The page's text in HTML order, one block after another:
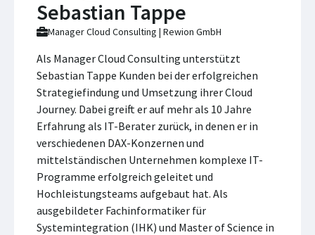
Sebastian Tappe
Manager Cloud Consulting | Rewion GmbH
Als Manager Cloud Consulting unterstützt
Sebastian Tappe Kunden bei der erfolgreichen
Strategiefindung und Umsetzung ihrer Cloud
Journey. Dabei greift er auf mehr als 10 Jahre
Erfahrung als IT-Berater zurück, in denen er in
verschiedenen DAX-Konzernen und
mittelständischen Unternehmen komplexe IT-
Programme erfolgreich geleitet und
Hochleistungsteams aufgebaut hat. Als
ausgebildeter Fachinformatiker für
Systemintegration (IHK) und Master of Science in